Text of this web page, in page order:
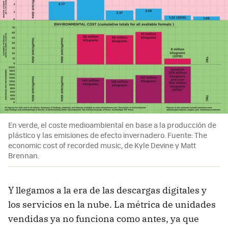
En verde, el coste medioambiental en base a la producción de
plástico y las emisiones de efecto invernadero. Fuente: The
economic cost of recorded music, de Kyle Devine y Matt
Brennan.
Y llegamos a la era de las descargas digitales y
los servicios en la nube. La métrica de unidades
vendidas ya no funciona como antes, ya que